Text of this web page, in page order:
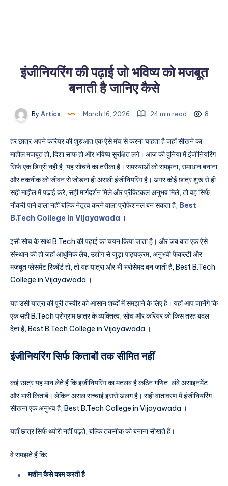
इंजीनियरिंग की पढ़ाई जो भविष्य को मजबूत
बनाती है जानिए कैसे
By Artics March 16, 2026 24 min read 8
हर छात्र अपने करियर की शुरुआत एक ऐसे मंच से करना चाहता है जहाँ सीखने का
माहौल मजबूत हो, दिशा साफ हो और भविष्य सुरक्षित लगे। आज की दुनिया में इंजीनियरिंग
सिर्फ एक डिग्री नहीं है, यह सोचने का तरीका है। समस्याओं को समझना, समाधान बनाना
और तकनीक को जीवन से जोड़ना ही असली इंजीनियरिंग है। अगर कोई छात्र शुरू से ही
सही माहौल में पढ़ाई करे, सही मार्गदर्शन मिले और प्रैक्टिकल अनुभव मिले, तो वह सिर्फ
नौकरी पाने वाला नहीं बल्कि नेतृत्व करने वाला प्रोफेशनल बन सकता है, Best
B.Tech College in Vijayawada ।
इसी सोच के साथ B.Tech की पढ़ाई का चयन किया जाता है। और जब बात एक ऐसे
संस्थान की हो जहाँ आधुनिक लैब, उद्योग से जुड़ा पाठ्यक्रम, अनुभवी फैकल्टी और
मजबूत प्लेसमेंट रिकॉर्ड हो, तो यह यात्रा और भी भरोसेमंद बन जाती है, Best B.Tech
College in Vijayawada ।
यह उसी यात्रा की पूरी तस्वीर को आसान शब्दों में समझाने के लिए है। यहाँ आप जानेंगे कि
एक सही B.Tech प्रोग्राम छात्र के व्यक्तित्व, सोच और करियर को किस तरह बदल
देता है, Best B.Tech College in Vijayawada ।
इंजीनियरिंग सिर्फ किताबों तक सीमित नहीं
कई छात्र यह मान लेते हैं कि इंजीनियरिंग का मतलब है कठिन गणित, लंबे असाइनमेंट
और भारी किताबें। लेकिन असल सच्चाई इससे अलग है। सही वातावरण में इंजीनियरिंग
सीखना एक अनुभव है, Best B.Tech College in Vijayawada ।
यहाँ छात्र सिर्फ थ्योरी नहीं पढ़ते, बल्कि तकनीक को बनाना सीखते हैं।
वे समझते हैं कि:
मशीन कैसे काम करती है